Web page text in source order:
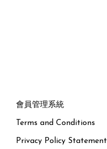
會員管理系統
Terms and Conditions
Privacy Policy Statement